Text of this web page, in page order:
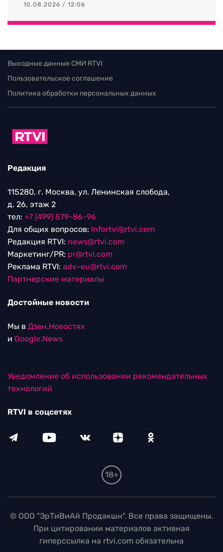
10.08.2026 / 12:06
Выходные данные СМИ RTVI
Пользовательское соглашение
Политика обработки персональных данных
Редакция
115280, г. Москва, ул. Ленинская слобода,
д. 26, этаж 2
тел: +7 (499) 579-86-96
Для общих вопросов: Infortvi@rtvi.com
Редакция RTVI: news@rtvi.com
Маркетинг/PR: pr@rtvi.com
Реклама RTVI: adv-eu@rtvi.com
Партнерские материалы
Достойные новости
Мы в Дзен.Новостях
и Google.News
Уведомление об использовании рекомендательных
технологий
RTVI в соцсетях
18+
© ООО "ЭрТиВиАй Продакшн". Все права защищены.
При цитировании материалов активная
гиперссылка на rtvi.com обязательна